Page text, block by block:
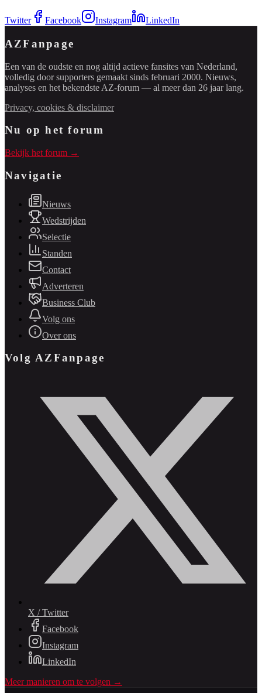
Twitter Facebook Instagram LinkedIn
AZFanpage
Een van de oudste en nog altijd actieve fansites van Nederland,
volledig door supporters gemaakt sinds februari 2000. Nieuws,
analyses en het bekendste AZ-forum — al meer dan 26 jaar lang.
Privacy, cookies & disclaimer
Nu op het forum
Bekijk het forum →
Navigatie
Nieuws
Wedstrijden
Selectie
Standen
Contact
Adverteren
Business Club
Volg ons
Over ons
Volg AZFanpage
X / Twitter
Facebook
Instagram
LinkedIn
Meer manieren om te volgen →